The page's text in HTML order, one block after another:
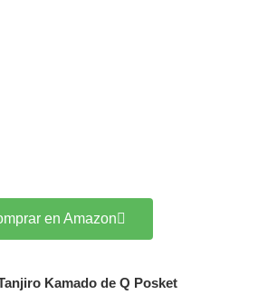
en Amazon
Kamado de Q Posket